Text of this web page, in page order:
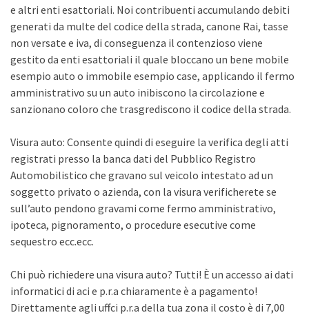
e altri enti esattoriali. Noi contribuenti accumulando debiti
generati da multe del codice della strada, canone Rai, tasse
non versate e iva, di conseguenza il contenzioso viene
gestito da enti esattoriali il quale bloccano un bene mobile
esempio auto o immobile esempio case, applicando il fermo
amministrativo su un auto inibiscono la circolazione e
sanzionano coloro che trasgrediscono il codice della strada.
Visura auto: Consente quindi di eseguire la verifica degli atti
registrati presso la banca dati del Pubblico Registro
Automobilistico che gravano sul veicolo intestato ad un
soggetto privato o azienda, con la visura verificherete se
sull’auto pendono gravami come fermo amministrativo,
ipoteca, pignoramento, o procedure esecutive come
sequestro ecc.ecc.
Chi può richiedere una visura auto? Tutti! È un accesso ai dati
informatici di aci e p.r.a chiaramente è a pagamento!
Direttamente agli uffci p.r.a della tua zona il costo è di 7,00